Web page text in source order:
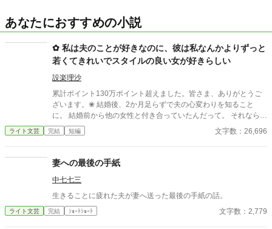
あなたにおすすめの小説
✿ 私は夫のことが好きなのに、彼は私なんかよりずっと
若くてきれいでスタイルの良い女が好きらしい
設楽理沙
累計ポイント130万ポイント超えました。皆さま、ありがとうご
ざいます。❀ 結婚後、2か月足らずで夫の心変わりを知ること
に。 結婚前から他の女性と付き合っていたんだって。 それならそ
うと、ちゃんと話してくれていれば、結婚なんて しなかった。 呆
れた私はすぐに家を出て自立の道を探すことにした。 それなの
夫。 だめだめ、信用できないからね～。 さようなら。 ＊＊＊＊
＊＊*.✿..✿.*＊＊＊＊＊＊ ◇｜日比野滉星《ひびのこうせい》32
才 会社員 ◇ 日比野ひまり 32才 ◇ 石田唯 29才
滉星の同僚 ◇新堂冬也 25才 ひまり
ライト文芸 完結 短編 文字数：26,696
妻への最後の手紙
中七七三
生きることに疲れた夫が妻へ送った最後の手紙の話。
ライト文芸 完結 ｼｮｰﾄｼｮｰﾄ 文字数：2,779